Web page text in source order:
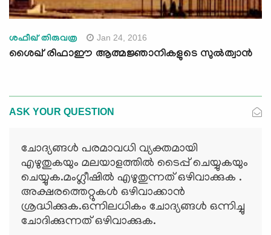
ശഫീഖ് തിരുവത്ര Jan 24, 2016
ശൈഖ് രിഫാഈ ആത്മജ്ഞാനികളുടെ സുല്‍ത്വാന്‍
ASK YOUR QUESTION
ചോദ്യങ്ങള്‍ പരമാവധി വ്യക്തമായി
എഴുതുകയും മലയാളത്തില്‍ ടൈപ്പ് ചെയ്യുകയും
ചെയ്യുക.മംഗ്ലീഷില്‍ എഴുതുന്നത് ഒഴിവാക്കുക .
അക്ഷരത്തെറ്റുകള്‍ ഒഴിവാക്കാന്‍
ശ്രദ്ധിക്കുക.ഒന്നിലധികം ചോദ്യങ്ങള്‍ ഒന്നിച്ചു
ചോദിക്കുന്നത് ഒഴിവാക്കുക.